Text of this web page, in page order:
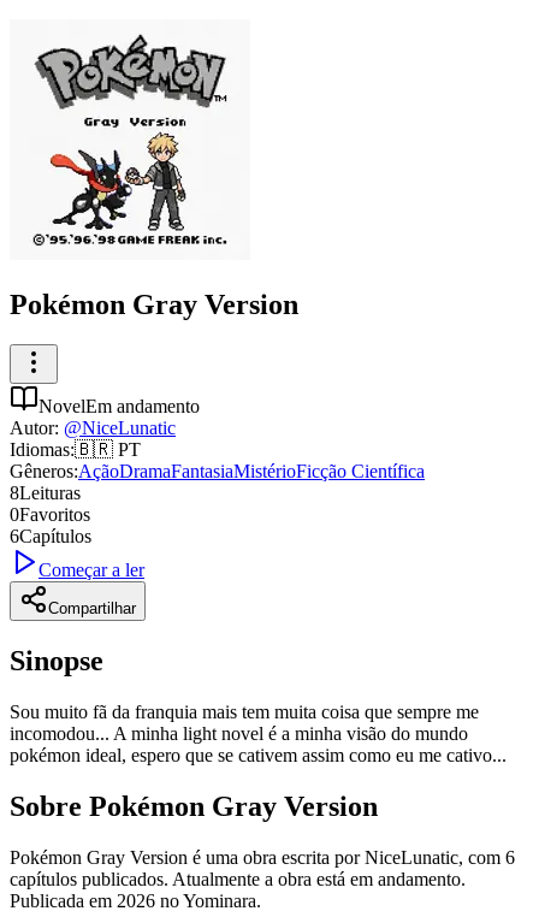
Pokémon Gray Version
NovelEm andamento
Autor: @NiceLunatic
Idiomas:🇧🇷 PT
Gêneros:AçãoDramaFantasiaMistérioFicção Científica
8Leituras
0Favoritos
6Capítulos
Começar a ler
Compartilhar
Sinopse
Sou muito fã da franquia mais tem muita coisa que sempre me
incomodou... A minha light novel é a minha visão do mundo
pokémon ideal, espero que se cativem assim como eu me cativo...
Sobre Pokémon Gray Version
Pokémon Gray Version é uma obra escrita por NiceLunatic, com 6
capítulos publicados. Atualmente a obra está em andamento.
Publicada em 2026 no Yominara.